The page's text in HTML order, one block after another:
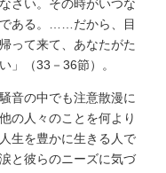
さい。その時がいつな
ある。……だから、目
って来て、あなたがた
」（33－36節）。
音の中でも注意散漫に
の人々のことを何より
生を豊かに生きる人で
と彼らのニーズに気づ